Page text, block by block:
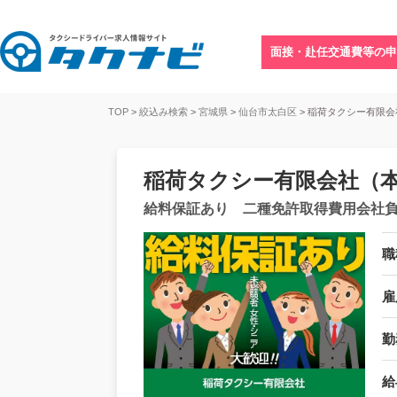
面接・赴任交通費等の
TOP > 絞込み検索 > 宮城県 > 仙台市太白区 > 稲荷タクシー有限
稲荷タクシー有限会社（
給料保証あり 二種免許取得費用会社